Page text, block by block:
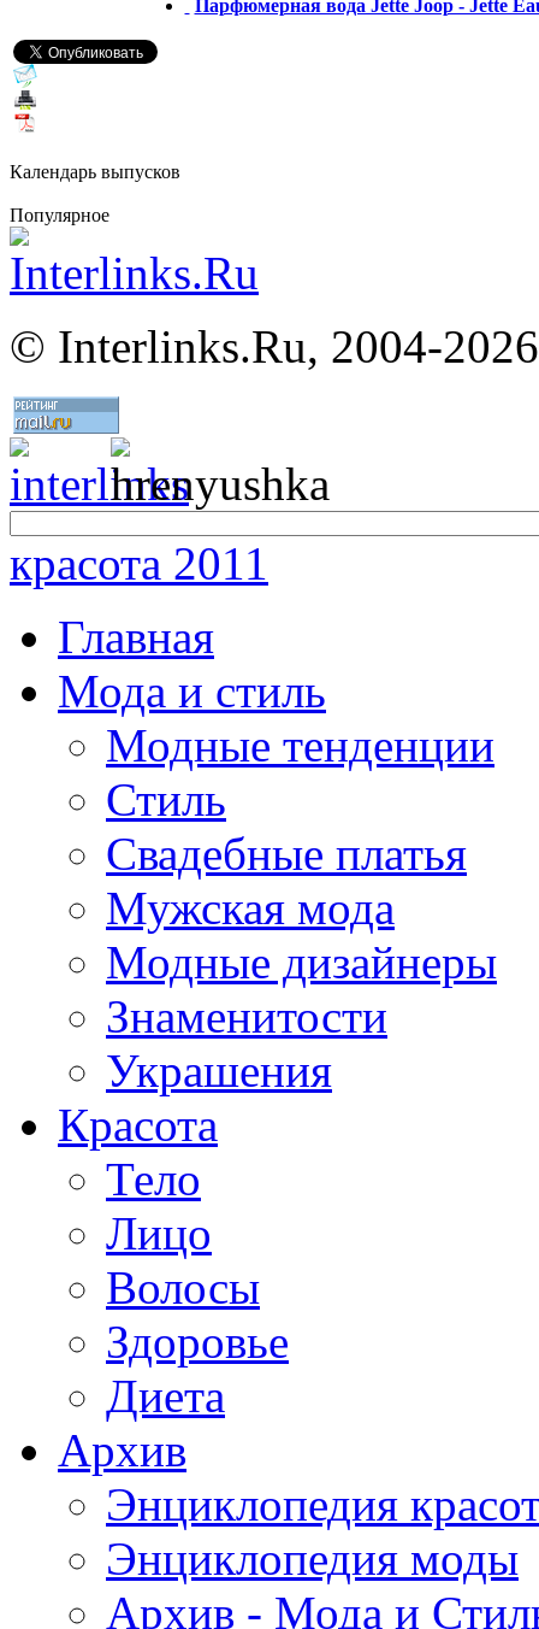
Парфюмерная вода Jette Joop - Jette
Календарь выпусков
Популярное
© Interlinks.Ru, 2004-2026
красота 2011
Главная
Мода и стиль
Модные тенденции
Стиль
Свадебные платья
Мужская мода
Модные дизайнеры
Знаменитости
Украшения
Красота
Тело
Лицо
Волосы
Здоровье
Диета
Архив
Энциклопедия
Энциклопедия моды
Архив - Мода и